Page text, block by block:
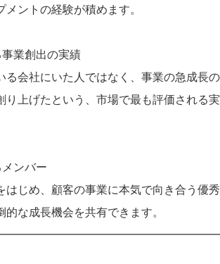
メントの経験が積めます。
業創出の実績
る会社にいた人ではなく、事業の急成長の
り上げたという、市場で最も評価される実
ンバー
はじめ、顧客の事業に本気で向き合う優秀
的な成長機会を共有できます。